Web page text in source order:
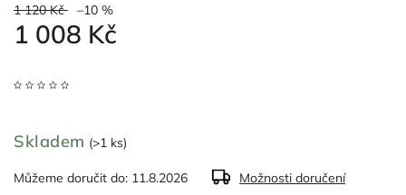
1 120 Kč –10 %
1 008 Kč
Skladem (>1 ks)
Můžeme doručit do: 11.8.2026 Možnosti doručení